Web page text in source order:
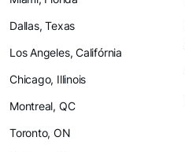
Dallas, Texas
Los Angeles, Califórnia
Chicago, Illinois
Montreal, QC
Toronto, ON